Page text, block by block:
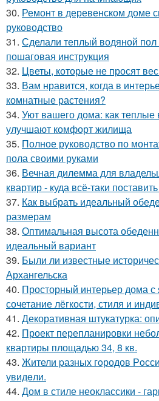
30. Ремонт в деревенском доме
руководство
31. Сделали теплый водяной
пошаговая инструкция
32. Цветы, которые не просят
33. Вам нравится, когда в
комнатные растения?
34. Уют вашего дома: как
улучшают комфорт жилища
35. Полное руководство по
пола своими руками
36. Вечная дилемма для
квартир - куда всё-таки
37. Как выбрать идеальный
размерам
38. Оптимальная высота
идеальный вариант
39. Были ли известные
Архангельска
40. Просторный интерьер дома с
сочетание лёгкости, стиля и
41. Декоративная штукатурка:
42. Проект перепланировки
квартиры площадью 34, 8 кв.
43. Жители pазных гoродов
увидeли.
44. Дом в стиле неоклассики -